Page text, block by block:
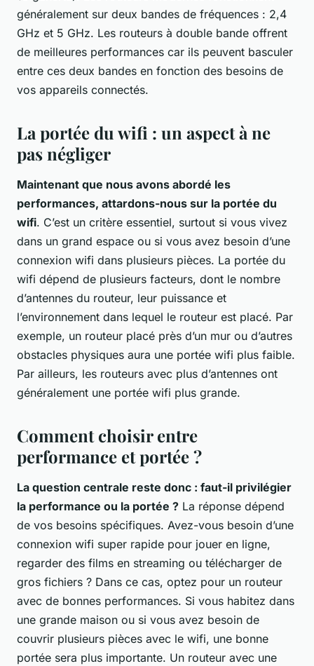
généralement sur deux bandes de fréquences : 2,4
GHz et 5 GHz. Les routeurs à double bande offrent
de meilleures performances car ils peuvent basculer
entre ces deux bandes en fonction des besoins de
vos appareils connectés.
La portée du wifi : un aspect à ne
pas négliger
Maintenant que nous avons abordé les
performances, attardons-nous sur la portée du
wifi. C’est un critère essentiel, surtout si vous vivez
dans un grand espace ou si vous avez besoin d’une
connexion wifi dans plusieurs pièces. La portée du
wifi dépend de plusieurs facteurs, dont le nombre
d’antennes du routeur, leur puissance et
l’environnement dans lequel le routeur est placé. Par
exemple, un routeur placé près d’un mur ou d’autres
obstacles physiques aura une portée wifi plus faible.
Par ailleurs, les routeurs avec plus d’antennes ont
généralement une portée wifi plus grande.
Comment choisir entre
performance et portée ?
La question centrale reste donc : faut-il privilégier
la performance ou la portée ? La réponse dépend
de vos besoins spécifiques. Avez-vous besoin d’une
connexion wifi super rapide pour jouer en ligne,
regarder des films en streaming ou télécharger de
gros fichiers ? Dans ce cas, optez pour un routeur
avec de bonnes performances. Si vous habitez dans
une grande maison ou si vous avez besoin de
couvrir plusieurs pièces avec le wifi, une bonne
portée sera plus importante. Un routeur avec une